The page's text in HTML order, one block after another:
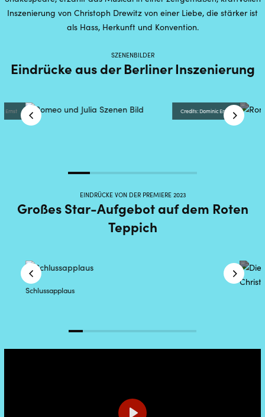
Inszenierung von Christoph Drewitz von einer Liebe, die stärker ist
als Hass, Herkunft und Konvention.
SZENENBILDER
Eindrücke aus der Berliner Inszenierung
Credits: Dominic Ernst
Ernst
EINDRÜCKE VON DER PREMIERE 2023
Großes Star-Aufgebot auf dem Roten
Teppich
Schlussapplaus